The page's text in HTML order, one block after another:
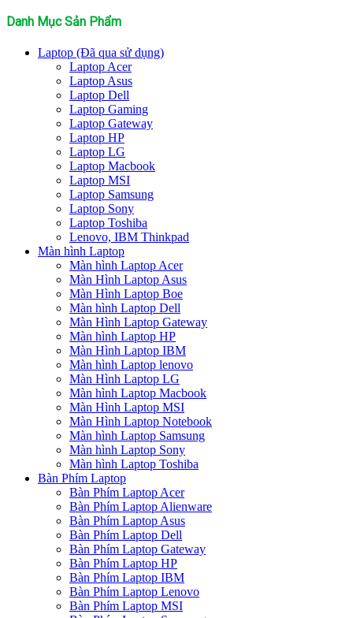
Danh Mục Sản Phẩm
Laptop (Đã qua sử dụng)
Laptop Acer
Laptop Asus
Laptop Dell
Laptop Gaming
Laptop Gateway
Laptop HP
Laptop LG
Laptop Macbook
Laptop MSI
Laptop Samsung
Laptop Sony
Laptop Toshiba
Lenovo, IBM Thinkpad
Màn hình Laptop
Màn hình Laptop Acer
Màn Hình Laptop Asus
Màn Hình Laptop Boe
Màn hình Laptop Dell
Màn Hình Laptop Gateway
Màn hình Laptop HP
Màn Hình Laptop IBM
Màn hình Laptop lenovo
Màn Hình Laptop LG
Màn hình Laptop Macbook
Màn Hình Laptop MSI
Màn Hình Laptop Notebook
Màn hình Laptop Samsung
Màn hình Laptop Sony
Màn hình Laptop Toshiba
Bàn Phím Laptop
Bàn Phím Laptop Acer
Bàn Phím Laptop Alienware
Bàn Phím Laptop Asus
Bàn Phím Laptop Dell
Bàn Phím Laptop Gateway
Bàn Phím Laptop HP
Bàn Phím Laptop IBM
Bàn Phím Laptop Lenovo
Bàn Phím Laptop MSI